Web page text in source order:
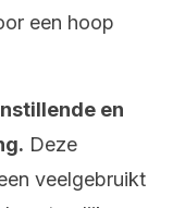
een hoop
en
Deze
veelgebruikt